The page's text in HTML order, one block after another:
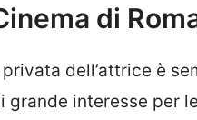
di
dell’attrice è
grande interesse per